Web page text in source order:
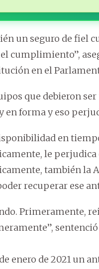
un seguro de fiel
cumplimiento”,
en el
que debieron
forma y eso
en
le
también la
recuperar ese
Primeramente,
sentenció
enero de 2021 un